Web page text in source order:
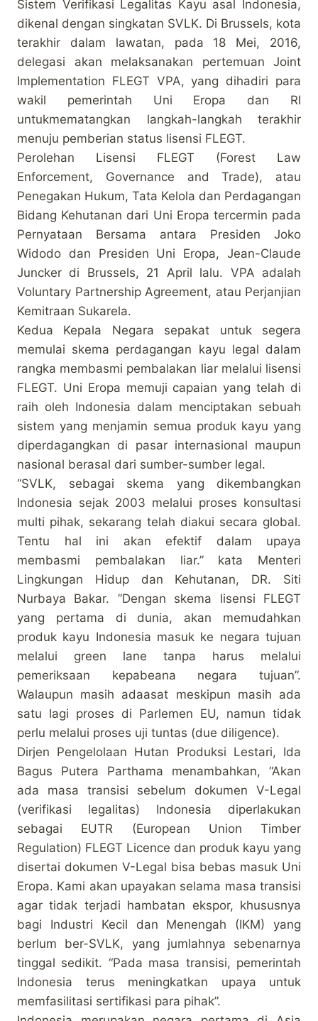
Sistem Verifikasi Legalitas Kayu asal Indonesia,
dikenal dengan singkatan SVLK. Di Brussels, kota
terakhir dalam lawatan, pada 18 Mei, 2016,
delegasi akan melaksanakan pertemuan Joint
Implementation FLEGT VPA, yang dihadiri para
wakil pemerintah Uni Eropa dan RI
untukmematangkan langkah-langkah terakhir
menuju pemberian status lisensi FLEGT.
Perolehan Lisensi FLEGT (Forest Law
Enforcement, Governance and Trade), atau
Penegakan Hukum, Tata Kelola dan Perdagangan
Bidang Kehutanan dari Uni Eropa tercermin pada
Pernyataan Bersama antara Presiden Joko
Widodo dan Presiden Uni Eropa, Jean-Claude
Juncker di Brussels, 21 April lalu. VPA adalah
Voluntary Partnership Agreement, atau Perjanjian
Kemitraan Sukarela.
Kedua Kepala Negara sepakat untuk segera
memulai skema perdagangan kayu legal dalam
rangka membasmi pembalakan liar melalui lisensi
FLEGT. Uni Eropa memuji capaian yang telah di
raih oleh Indonesia dalam menciptakan sebuah
sistem yang menjamin semua produk kayu yang
diperdagangkan di pasar internasional maupun
nasional berasal dari sumber-sumber legal.
“SVLK, sebagai skema yang dikembangkan
Indonesia sejak 2003 melalui proses konsultasi
multi pihak, sekarang telah diakui secara global.
Tentu hal ini akan efektif dalam upaya
membasmi pembalakan liar.” kata Menteri
Lingkungan Hidup dan Kehutanan, DR. Siti
Nurbaya Bakar. ”Dengan skema lisensi FLEGT
yang pertama di dunia, akan memudahkan
produk kayu Indonesia masuk ke negara tujuan
melalui green lane tanpa harus melalui
pemeriksaan kepabeana negara tujuan”.
Walaupun masih adaasat meskipun masih ada
satu lagi proses di Parlemen EU, namun tidak
perlu melalui proses uji tuntas (due diligence).
Dirjen Pengelolaan Hutan Produksi Lestari, Ida
Bagus Putera Parthama menambahkan, “Akan
ada masa transisi sebelum dokumen V-Legal
(verifikasi legalitas) Indonesia diperlakukan
sebagai EUTR (European Union Timber
Regulation) FLEGT Licence dan produk kayu yang
disertai dokumen V-Legal bisa bebas masuk Uni
Eropa. Kami akan upayakan selama masa transisi
agar tidak terjadi hambatan ekspor, khususnya
bagi Industri Kecil dan Menengah (IKM) yang
berlum ber-SVLK, yang jumlahnya sebenarnya
tinggal sedikit. “Pada masa transisi, pemerintah
Indonesia terus meningkatkan upaya untuk
memfasilitasi sertifikasi para pihak”.